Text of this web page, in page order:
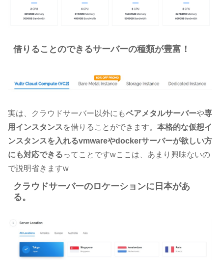
借りることのできるサーバーの種類が豊富！
実は、クラウドサーバー以外にもベアメタルサーバーや専
用インスタンスを借りることができます。 本格的な仮想イ
ンスタンスを入れるvmwareやdockerサーバーが欲しい方
にも対応できるってことですwここは、あまり興味ないの
で説明省きますw
クラウドサーバーのロケーションに日本があ
る。